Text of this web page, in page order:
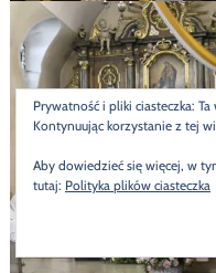
Prywatność i pliki ciasteczka:
Kontynuując korzystanie z tej
Aby dowiedzieć się więcej, w
tutaj: Polityka plików ciasteczka